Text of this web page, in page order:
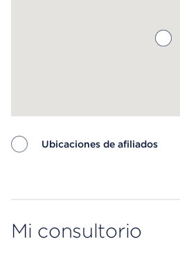
Ubicaciones de afiliados
Mi consultorio